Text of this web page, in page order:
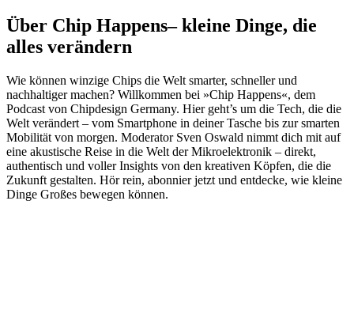
Über Chip Happens– kleine Dinge, die
alles verändern
Wie können winzige Chips die Welt smarter, schneller und
nachhaltiger machen? Willkommen bei »Chip Happens«, dem
Podcast von Chipdesign Germany. Hier geht’s um die Tech, die die
Welt verändert – vom Smartphone in deiner Tasche bis zur smarten
Mobilität von morgen. Moderator Sven Oswald nimmt dich mit auf
eine akustische Reise in die Welt der Mikroelektronik – direkt,
authentisch und voller Insights von den kreativen Köpfen, die die
Zukunft gestalten. Hör rein, abonnier jetzt und entdecke, wie kleine
Dinge Großes bewegen können.